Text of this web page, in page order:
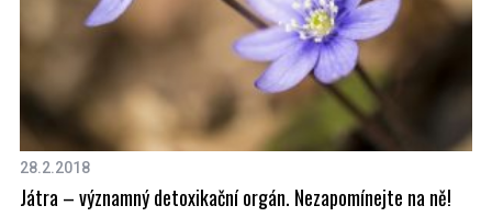
28.2.2018
Játra – významný detoxikační orgán. Nezapomínejte na ně!